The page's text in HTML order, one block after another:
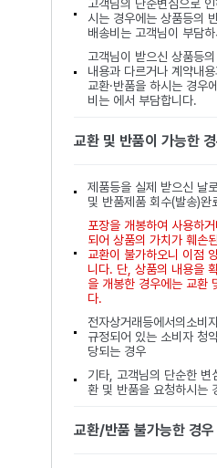
고객님의 단순변심으로
시는 경우에는 상품등의
배송비는 고객님이 부담
고객님이 받으신 상품등
내용과 다르거나 계약내
교환·반품을 하시는 경우
비는 에서 부담합니다.
교환 및 반품이 가능한
제품등을 실제 받으신 날
및 반품제품 회수(발송)완
포장을 개봉하여 사용하
되어 상품의 가치가 훼손
교환이 불가하오니 이점
니다. 단, 상품의 내용을
을 개봉한 경우에는 교환
다.
전자상거래등에서의소비
규정되어 있는 소비자 청
당되는 경우
기타, 고객님의 단순한 변
환 및 반품을 요청하시는
교환/반품 불가능한 경우